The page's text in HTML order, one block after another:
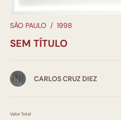
SÃO PAULO / 1998
SEM TÍTULO
CARLOS CRUZ DIEZ
Valor Total